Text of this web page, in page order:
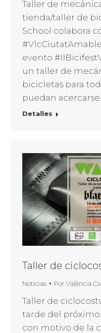
Taller de
tienda/taller de
School colabora
evento
un taller de
bicicletas para
puedan acercarse…
Detalles
Taller de
Noticias PorValència
Taller de
tarde del próximo
con motivo de la